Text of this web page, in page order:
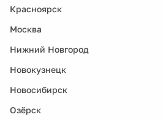
Красноярск
Москва
Нижний Новгород
Новокузнецк
Новосибирск
Озёрск